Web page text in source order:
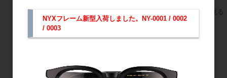
すべてのおすすめ商品を見る
NYXフレーム新型入荷しました。NY-0001 / 0002
/ 0003